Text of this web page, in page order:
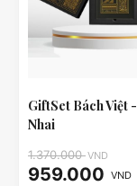
GiftSet Bách Việt
Nhai
1.370.000VND
959.000 VND